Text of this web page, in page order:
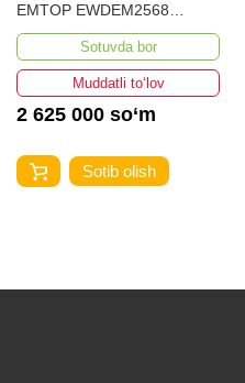
EMTOP EWDEM2568
MMA/TIG Lift
Sotuvda bor
Muddatli to‘lov
2 625 000 so‘m
Sotib olish